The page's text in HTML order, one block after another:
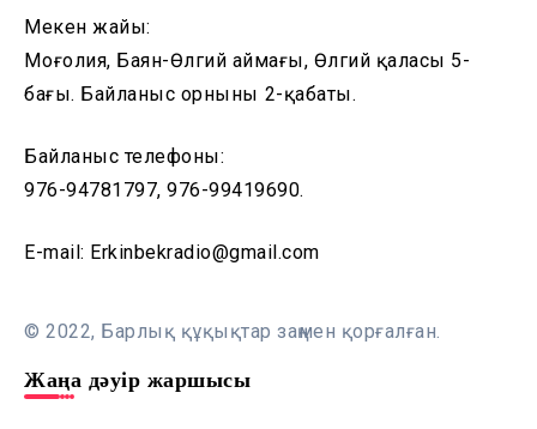
Мекен жайы:
Моңғолия, Баян-Өлгий аймағы, Өлгий қаласы 5-
бағы. Байланыс орнының 2-қабаты.
Байланыс телефоны:
976-94781797, 976-99419690.
E-mail: Erkinbekradio@gmail.com
© 2022, Барлық құқықтар заңмен қорғалған.
Жаңа дәуір жаршысы